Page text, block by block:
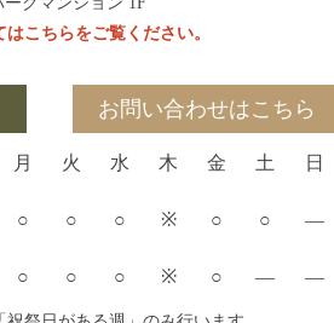
こちらをご覧ください。
お問い合わせはこちら
月 火 水 木 金 土 日
○ ○ ○ ※ ○ ○ —
○ ○ ○ ※ ○ — —